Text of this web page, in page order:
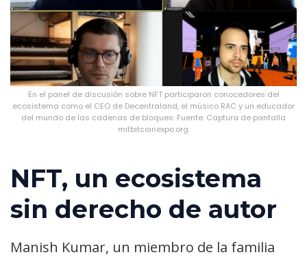
En el panel de discusión sobre NFT participaron conocedores del
ecosistema como el CEO de Decentraland, el músico RAC y un educador
del mundo de las cadenas de bloques. Fuente: Captura de pantalla
mitbitcoinexpo.org.
NFT, un ecosistema
sin derecho de autor
Manish Kumar, un miembro de la familia